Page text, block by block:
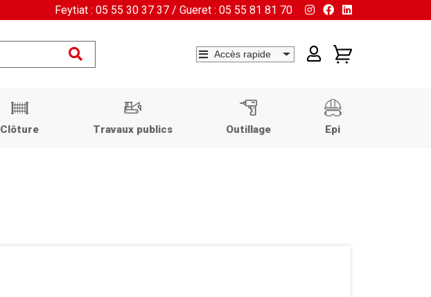
Feytiat : 05 55 30 37 37 / Gueret : 05 55 81 81 70
Clôture Travaux publics Outillage Epi